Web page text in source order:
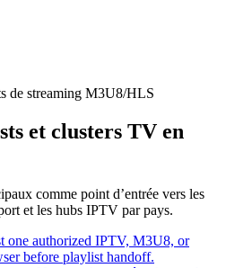
de streaming M3U8/HLS
et clusters TV en
comme point d’entrée vers les
et les hubs IPTV par pays.
one authorized IPTV, M3U8, or
before playlist handoff.